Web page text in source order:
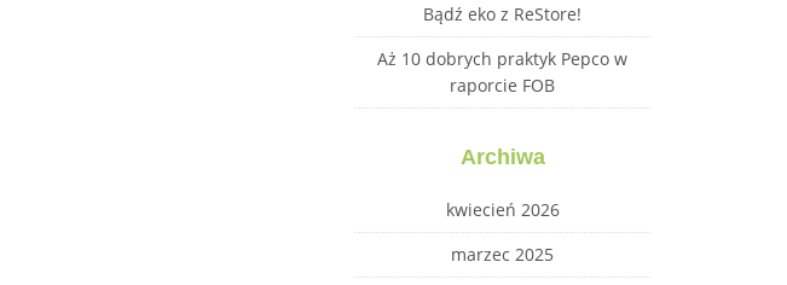
Bądź eko z ReStore!
Aż 10 dobrych praktyk Pepco w
raporcie FOB
Archiwa
kwiecień 2026
marzec 2025